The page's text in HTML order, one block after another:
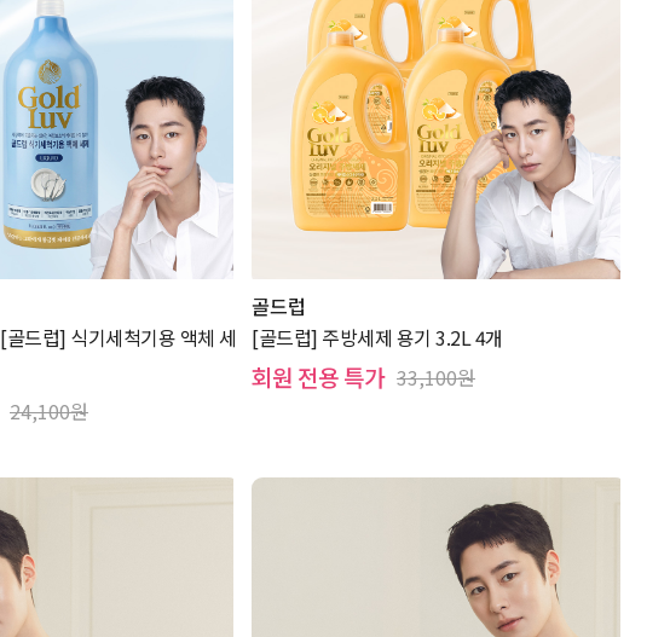
[골드럽] 식기세척기용 액체 세
24,100원
골드럽
[골드럽] 주방세제 용기 3.2L 4개
회원 전용 특가 33,100원